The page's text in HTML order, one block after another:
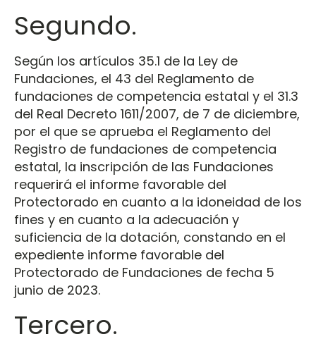
Segundo.
Según los artículos 35.1 de la Ley de
Fundaciones, el 43 del Reglamento de
fundaciones de competencia estatal y el 31.3
del Real Decreto 1611/2007, de 7 de diciembre,
por el que se aprueba el Reglamento del
Registro de fundaciones de competencia
estatal, la inscripción de las Fundaciones
requerirá el informe favorable del
Protectorado en cuanto a la idoneidad de los
fines y en cuanto a la adecuación y
suficiencia de la dotación, constando en el
expediente informe favorable del
Protectorado de Fundaciones de fecha 5
junio de 2023.
Tercero.